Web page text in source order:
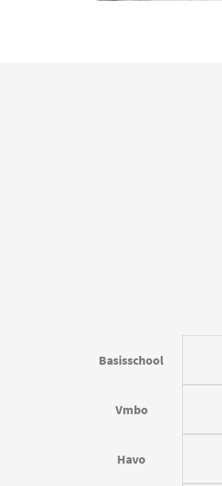
Basisschool
Vmbo
Havo